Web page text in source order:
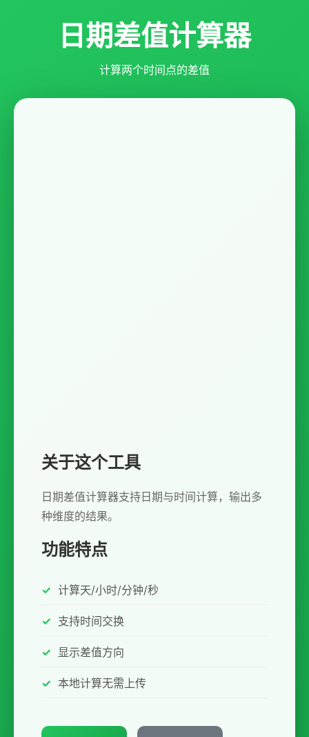
日期差值计算器
计算两个时间点的差值
关于这个工具
日期差值计算器支持日期与时间计算，输出多
种维度的结果。
功能特点
计算天/小时/分钟/秒
支持时间交换
显示差值方向
本地计算无需上传